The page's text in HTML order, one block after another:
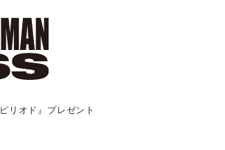
ピリオド』プレゼント